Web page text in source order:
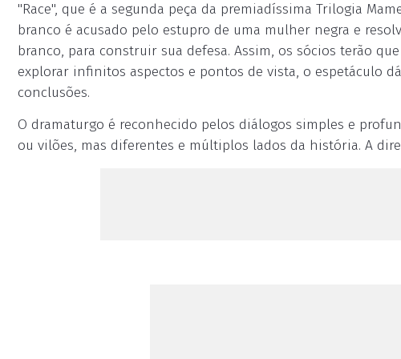
"Race", que é a segunda peça da premiadíssima Trilogia
branco é acusado pelo estupro de uma mulher negra e
branco, para construir sua defesa. Assim, os sócios terão
explorar infinitos aspectos e pontos de vista, o espetáculo
conclusões.
O dramaturgo é reconhecido pelos diálogos simples e
ou vilões, mas diferentes e múltiplos lados da história. A